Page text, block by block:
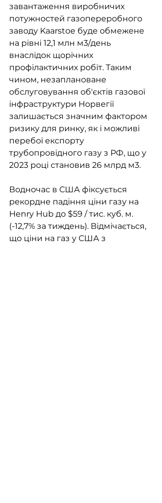
завантаження виробничих
потужностей газопереробного
заводу Kaarstoe буде обмежене
на рівні 12,1 млн м3/день
внаслідок щорічних
профілактичних робіт. Таким
чином, незаплановане
обслуговування об'єктів газової
інфраструктури Норвегії
залишається значним фактором
ризику для ринку, як і можливі
перебої експорту
трубопровідного газу з РФ, що у
2023 році становив 26 млрд м3.
Водночас в США фіксується
рекордне падіння ціни газу на
Henry Hub до $59 / тис. куб. м.
(-12,7% за тиждень). Відмічається,
що ціни на газ у США з